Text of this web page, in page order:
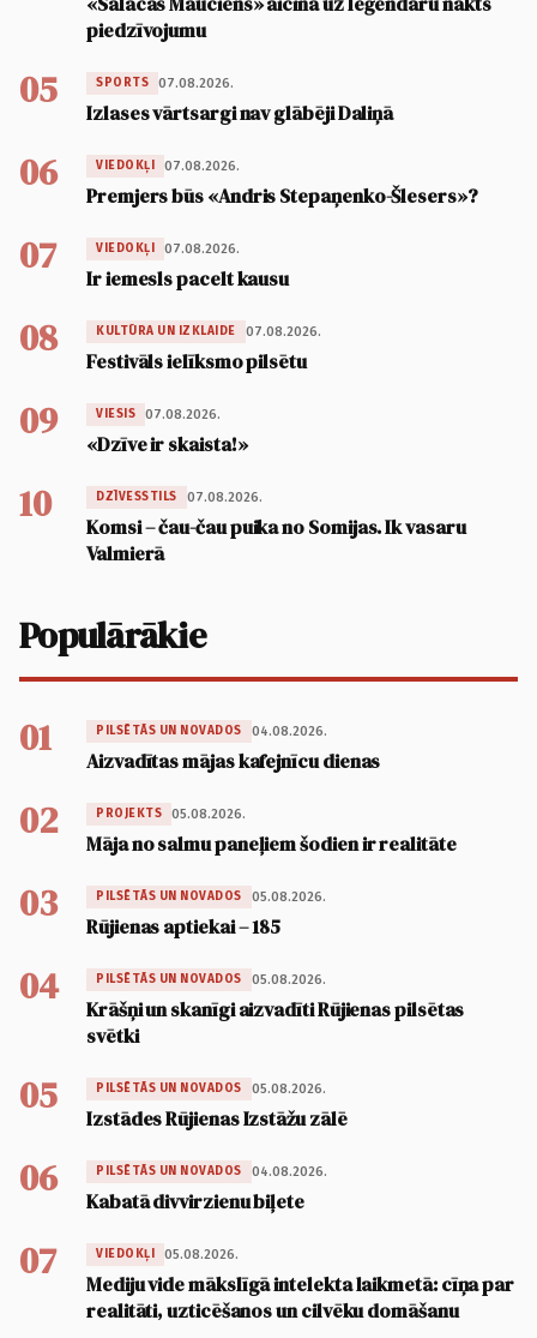
piedzīvojumu
05 SPORTS 07.08.2026.
Izlases vārtsargi nav glābēji Daliņā
06 VIEDOKĻI 07.08.2026.
Premjers būs «Andris Stepaņenko-Šlesers»?
07 VIEDOKĻI 07.08.2026.
Ir iemesls pacelt kausu
08 KULTŪRA UN IZKLAIDE 07.08.2026.
Festivāls ielīksmo pilsētu
09 VIESIS 07.08.2026.
«Dzīve ir skaista!»
10 DZĪVESSTILS 07.08.2026.
Komsi – čau-čau puika no Somijas. Ik vasaru
Valmierā
Populārākie
01 PILSĒTĀS UN NOVADOS 04.08.2026.
Aizvadītas mājas kafejnīcu dienas
02 PROJEKTS 05.08.2026.
Māja no salmu paneļiem šodien ir realitāte
03 PILSĒTĀS UN NOVADOS 05.08.2026.
Rūjienas aptiekai – 185
04 PILSĒTĀS UN NOVADOS 05.08.2026.
Krāšņi un skanīgi aizvadīti Rūjienas pilsētas
svētki
05 PILSĒTĀS UN NOVADOS 05.08.2026.
Izstādes Rūjienas Izstāžu zālē
06 PILSĒTĀS UN NOVADOS 04.08.2026.
Kabatā divvirzienu biļete
07 VIEDOKĻI 05.08.2026.
Mediju vide mākslīgā intelekta laikmetā: cīņa par
realitāti, uzticēšanos un cilvēku domāšanu